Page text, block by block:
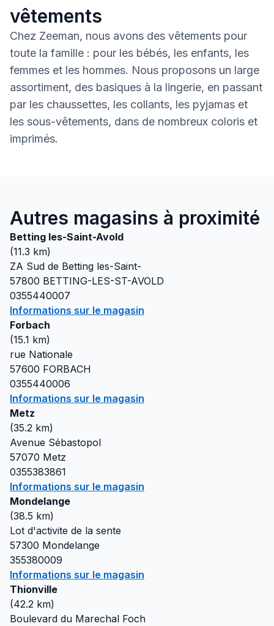
vêtements
Chez Zeeman, nous avons des vêtements pour
toute la famille : pour les bébés, les enfants, les
femmes et les hommes. Nous proposons un large
assortiment, des basiques à la lingerie, en passant
par les chaussettes, les collants, les pyjamas et
les sous-vêtements, dans de nombreux coloris et
imprimés.
Autres magasins à proximité
Betting les-Saint-Avold
(11.3 km)
ZA Sud de Betting les-Saint-
57800 BETTING-LES-ST-AVOLD
0355440007
Informations sur le magasin
Forbach
(15.1 km)
rue Nationale
57600 FORBACH
0355440006
Informations sur le magasin
Metz
(35.2 km)
Avenue Sébastopol
57070 Metz
0355383861
Informations sur le magasin
Mondelange
(38.5 km)
Lot d'activite de la sente
57300 Mondelange
355380009
Informations sur le magasin
Thionville
(42.2 km)
Boulevard du Marechal Foch